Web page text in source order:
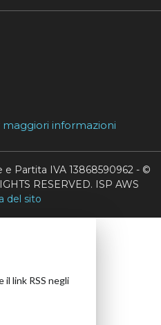
informazioni
e Partita IVA 13868590962 - ©
RESERVED. ISP AWS
del sito
il link RSS negli